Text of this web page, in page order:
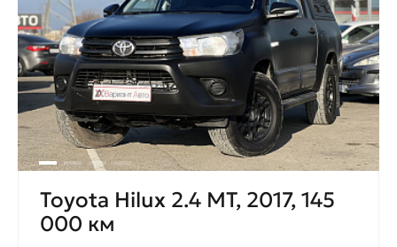
Toyota Hilux 2.4 МТ, 2017, 145
000 км